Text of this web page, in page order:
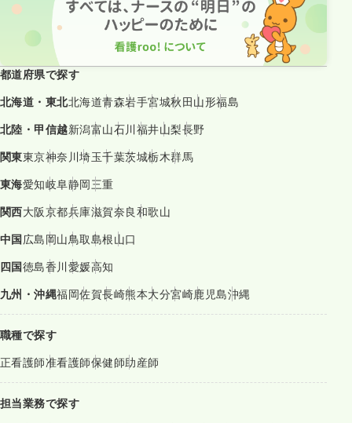
都道府県で探す
北海道・東北北海道青森岩手宮城秋田山形福島
北陸・甲信越新潟富山石川福井山梨長野
関東東京神奈川埼玉千葉茨城栃木群馬
東海愛知岐阜静岡三重
関西大阪京都兵庫滋賀奈良和歌山
中国広島岡山鳥取島根山口
四国徳島香川愛媛高知
九州・沖縄福岡佐賀長崎熊本大分宮崎鹿児島沖縄
職種で探す
正看護師准看護師保健師助産師
担当業務で探す